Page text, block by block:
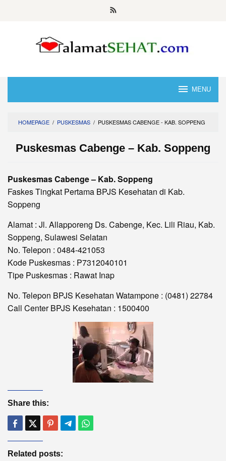
MENU
HOMEPAGE / PUSKESMAS / PUSKESMAS CABENGE - KAB. SOPPENG
Puskesmas Cabenge – Kab. Soppeng
Puskesmas Cabenge – Kab. Soppeng
Faskes Tingkat Pertama BPJS Kesehatan di Kab.
Soppeng
Alamat : Jl. Allapporeng Ds. Cabenge, Kec. Lili Riau, Kab.
Soppeng, Sulawesi Selatan
No. Telepon : 0484-421053
Kode Puskesmas : P7312040101
Tipe Puskesmas : Rawat Inap
No. Telepon BPJS Kesehatan Watampone : (0481) 22784
Call Center BPJS Kesehatan : 1500400
Share this:
Related posts: